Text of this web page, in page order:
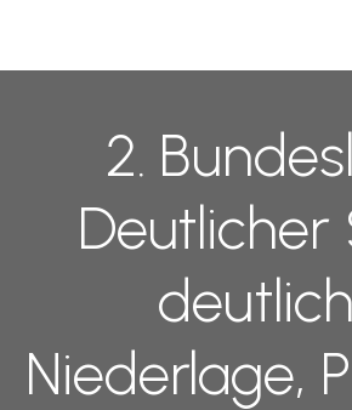
2.
Deutlicher
Niederlage,